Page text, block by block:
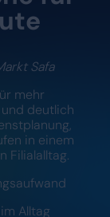
Safa
mehr
deutlich
in einem
Filialalltag.
Alltag